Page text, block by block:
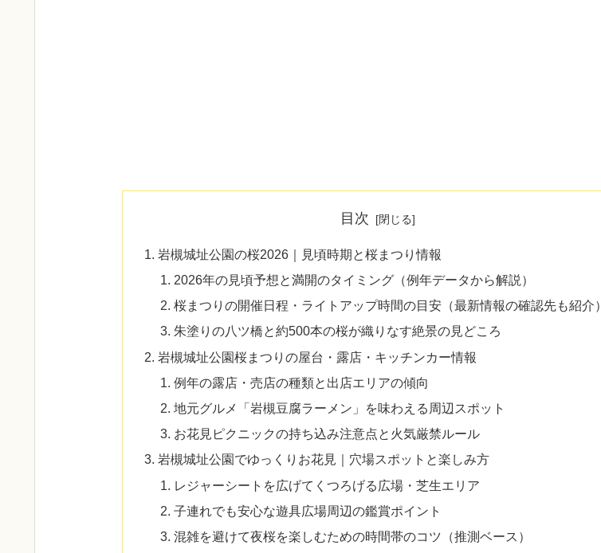
目次
岩槻城址公園の桜2026｜見頃時期と桜まつり情報
2026年の見頃予想と満開のタイミング（例年データから解説）
桜まつりの開催日程・ライトアップ時間の目安（最新情報の確認先も紹介）
朱塗りの八ツ橋と約500本の桜が織りなす絶景の見どころ
岩槻城址公園桜まつりの屋台・露店・キッチンカー情報
例年の露店・売店の種類と出店エリアの傾向
地元グルメ「岩槻豆腐ラーメン」を味わえる周辺スポット
お花見ピクニックの持ち込み注意点と火気厳禁ルール
岩槻城址公園でゆっくりお花見｜穴場スポットと楽しみ方
レジャーシートを広げてくつろげる広場・芝生エリア
子連れでも安心な遊具広場周辺の鑑賞ポイント
混雑を避けて夜桜を楽しむための時間帯のコツ（推測ベース）